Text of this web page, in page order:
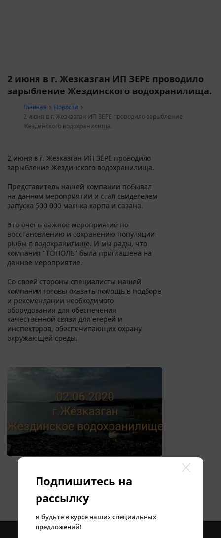
2 июня в г. Жезказган ИП ЗЕРЕ проводило
зарыбление Жездинского водохранилища.
Главная
Новости
2 июня в г. Жезказган ИП ЗЕРЕ проводило зарыбление
Жездинского водохранилища.
2 июня в г. Жезказган ИП ЗЕРЕ проводило
зарыбление Жездинского водохранилища.
Представитель нашей компании побывал
на данном мероприятии и стал свидетелем
запуска 500 000 малька карпа и сазана.
Это очень важное мероприятие по
восстановлению и сохранению популяции
рыбы в водохранилище. И мы рады, что
компания "ТОПОЛЬ" была приглашена на
данное мероприятие.
Со своей стороны специалисты нашей
компании готовы оказать помощь в подборе
и рекомендации необходимого
оборудования для обеспечения
качественной связи для егерей и
инспекторов, обеспечивающих охрану
окружающей среды.
Подпишитесь на
рассылку
и будьте в курсе наших специальных
предложений!